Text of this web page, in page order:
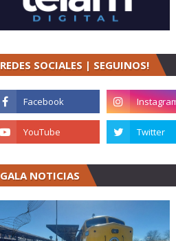
REDES SOCIALES | SEGUINOS!
GALA NOTICIAS